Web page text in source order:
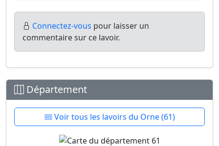
Connectez-vous pour laisser un
commentaire sur ce lavoir.
Département
Voir tous les lavoirs du Orne (61)